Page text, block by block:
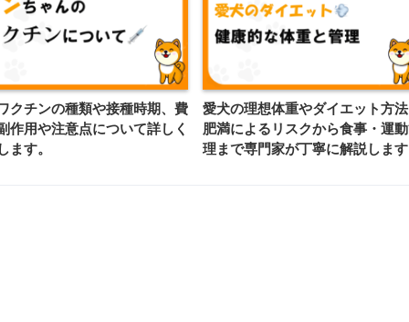
クチンの種類や接種時期、費
作用や注意点について詳しく
ます。
愛犬の理想体重やダイエット方
肥満によるリスクから食事・運
理まで専門家が丁寧に解説しま